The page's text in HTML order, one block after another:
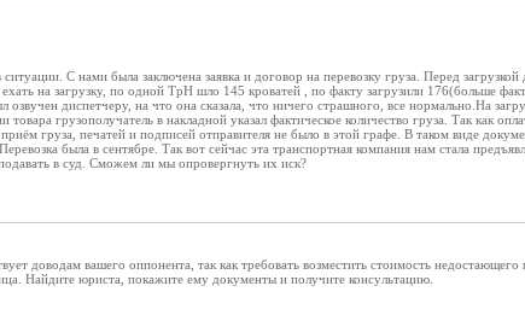
С нами была заключена заявка и договор на перевозку груза. Перед
на загрузку, по одной ТрН шло 145 кроватей , по факту загрузили 176(больше
озвучен диспетчеру, на что она сказала, что ничего страшного, все нормально.На
товара грузополучатель в накладной указал фактическое количество груза. Так как
груза, печатей и подписей отправителя не было в этой графе. В таком виде
была в сентябре. Так вот сейчас эта транспортная компания нам стала
в суд. Сможем ли мы опровергнуть их иск?
доводам вашего оппонента, так как требовать возместить стоимость
Найдите юриста, покажите ему документы и получите консультацию.